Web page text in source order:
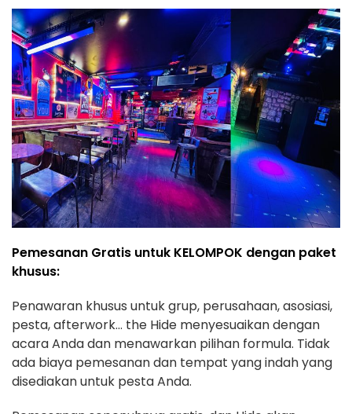
Pemesanan Gratis untuk KELOMPOK dengan paket
khusus:
Penawaran khusus untuk grup, perusahaan, asosiasi,
pesta, afterwork... the Hide menyesuaikan dengan
acara Anda dan menawarkan pilihan formula. Tidak
ada biaya pemesanan dan tempat yang indah yang
disediakan untuk pesta Anda.